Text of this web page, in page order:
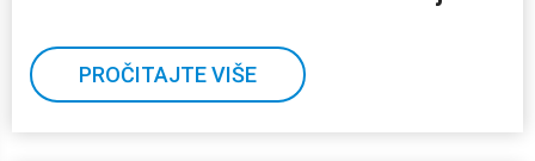
PROČITAJTE VIŠE